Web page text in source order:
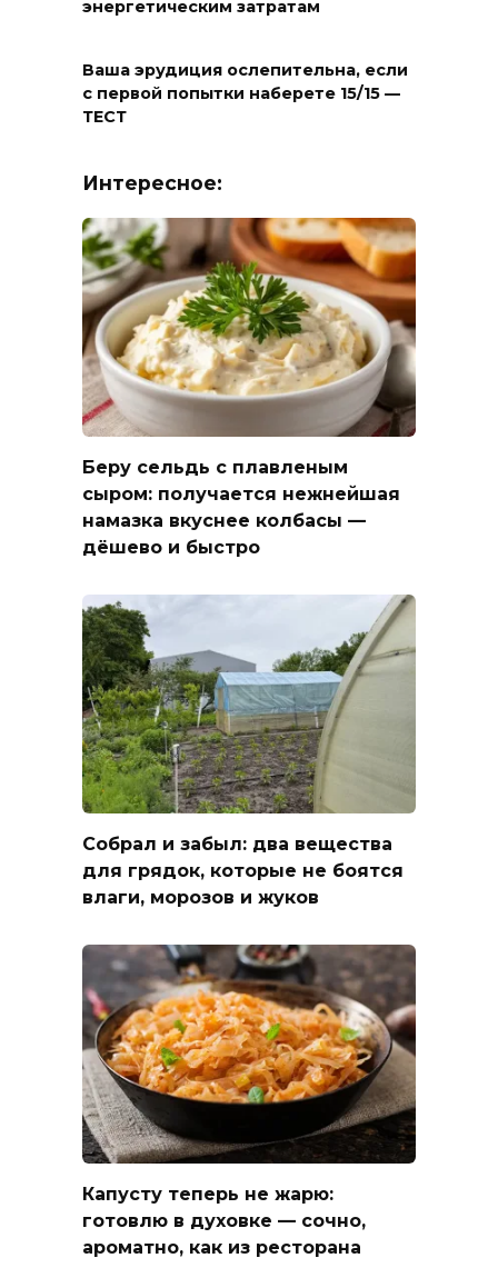
энергетическим затратам
Ваша эрудиция ослепительна, если
с первой попытки наберете 15/15 —
ТЕСТ
Интересное:
Беру сельдь с плавленым
сыром: получается нежнейшая
намазка вкуснее колбасы —
дёшево и быстро
Собрал и забыл: два вещества
для грядок, которые не боятся
влаги, морозов и жуков
Капусту теперь не жарю:
готовлю в духовке — сочно,
ароматно, как из ресторана